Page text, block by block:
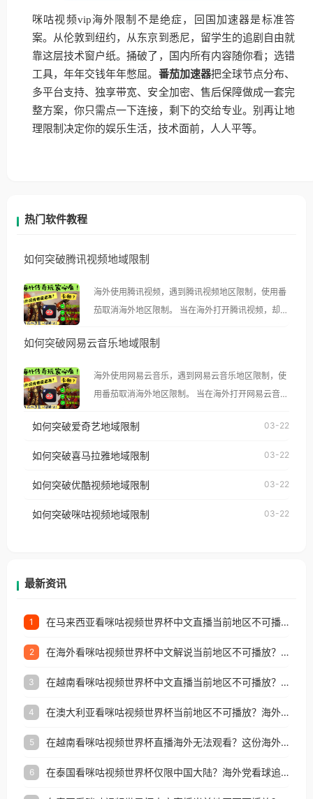
咪咕视频vip海外限制不是绝症，回国加速器是标准答
案。从伦敦到纽约，从东京到悉尼，留学生的追剧自由就
靠这层技术窗户纸。捅破了，国内所有内容随你看；选错
工具，年年交钱年年憋屈。 番茄加速器把全球节点分布、
多平台支持、独享带宽、安全加密、售后保障做成一套完
整方案，你只需点一下连接，剩下的交给专业。别再让地
理限制决定你的娱乐生活，技术面前，人人平等。
热门软件教程
如何突破腾讯视频地域限制
海外使用腾讯视频，遇到腾讯视频地区限制，使用番
茄取消海外地区限制。 当在海外打开腾讯视频，却突
示语。 海外用户如香港、澳门、台湾、美国、加拿
像其他音乐平台一样，出现地区及版权限制问题，且
仅能在中国大陆地区播放。 遇到这个问题的朋友们，
台湾、美国、加拿大、澳大利亚、欧洲等国家和地区
权限制所困扰。
如何突破网易云音乐地域限制
海外使用网易云音乐，遇到网易云音乐地区限制，使
用番茄取消海外地区限制。 当在海外打开网易云音
播放”的提示语。 海外用户如香港、澳门、台湾、美
制问题，且仅能在中国大陆地区播放。 遇到这个问题
户收听网易云音乐地区版权限制」的问题，无论人在
如何突破爱奇艺地域限制 03-22
如何突破喜马拉雅地域限制 03-22
如何突破优酷视频地域限制 03-22
如何突破咪咕视频地域限制 03-22
最新资讯
1 在马来西亚看咪咕视频世界杯中文直播当前地区不可播放？这篇指南帮你搞定海外看球难题
2 在海外看咪咕视频世界杯中文解说当前地区不可播放？这篇指南帮你解决所有问题
3 在越南看咪咕视频世界杯中文直播当前地区不可播放？这篇指南帮你解决所有海外观赛难题
4 在澳大利亚看咪咕视频世界杯当前地区不可播放？海外党体育观赛终极指南
5 在越南看咪咕视频世界杯直播海外无法观看？这份海外观赛终极指南帮你搞定
6 在泰国看咪咕视频世界杯仅限中国大陆？海外党看球追剧的终极破局指南